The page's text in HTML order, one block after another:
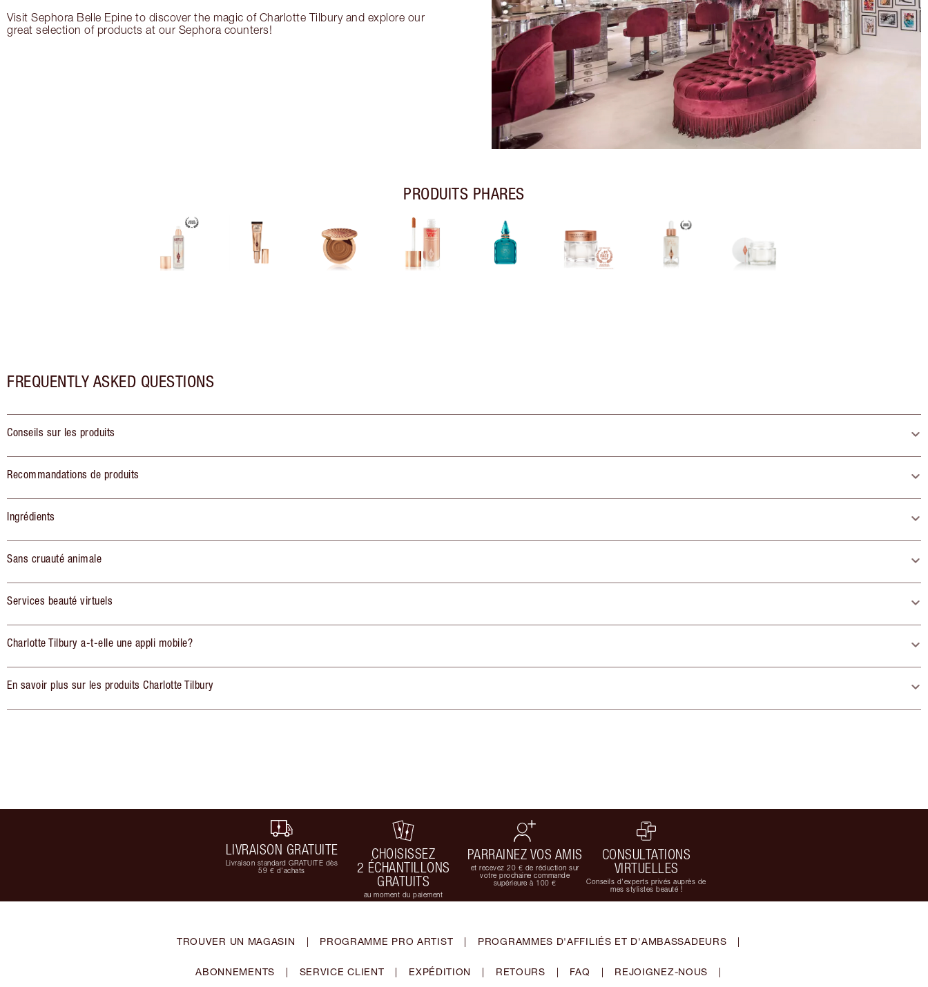
Visit Sephora Belle Epine to discover the magic of Charlotte Tilbury and explore our
great selection of products at our Sephora counters!
PRODUITS PHARES
FREQUENTLY ASKED QUESTIONS
Conseils sur les produits
Recommandations de produits
Ingrédients
Sans cruauté animale
Services beauté virtuels
Charlotte Tilbury a-t-elle une appli mobile?
En savoir plus sur les produits Charlotte Tilbury
LIVRAISON GRATUITE
Livraison standard GRATUITE dès
59 € d'achats
CHOISISSEZ
2 ÉCHANTILLONS
GRATUITS
au moment du paiement
PARRAINEZ VOS AMIS
et recevez 20 € de réduction sur
votre prochaine commande
supérieure à 100 €
CONSULTATIONS
VIRTUELLES
Conseils d'experts privés auprès de
mes stylistes beauté !
TROUVER UN MAGASIN | PROGRAMME PRO ARTIST | PROGRAMMES D'AFFILIÉS ET D'AMBASSADEURS |
ABONNEMENTS | SERVICE CLIENT | EXPÉDITION | RETOURS | FAQ | REJOIGNEZ-NOUS |